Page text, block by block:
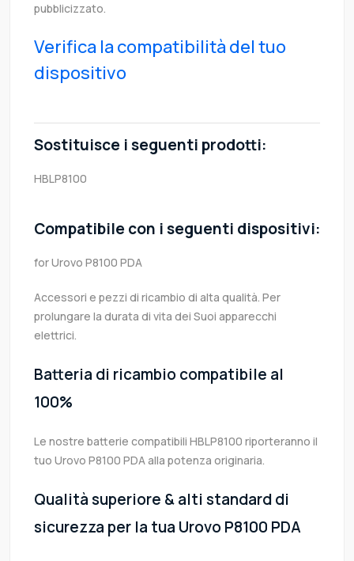
pubblicizzato.
Verifica la compatibilità del tuo
dispositivo
Sostituisce i seguenti prodotti:
HBLP8100
Compatibile con i seguenti dispositivi:
for Urovo P8100 PDA
Accessori e pezzi di ricambio di alta qualità. Per
prolungare la durata di vita dei Suoi apparecchi
elettrici.
Batteria di ricambio compatibile al
100%
Le nostre batterie compatibili HBLP8100 riporteranno il
tuo Urovo P8100 PDA alla potenza originaria.
Qualità superiore & alti standard di
sicurezza per la tua Urovo P8100 PDA